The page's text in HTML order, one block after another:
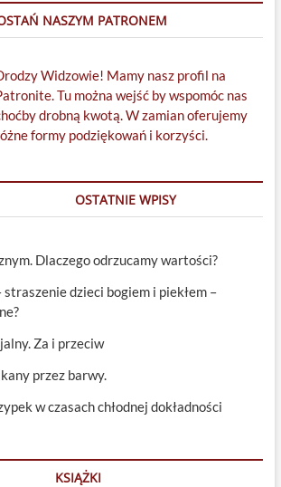
NASZYM PATRONEM
Widzowie! Mamy nasz profil na
Tu można wejść by wspomóc nas
drobną kwotą. W zamian oferujemy
formy podziękowań i korzyści.
OSTATNIE WPISY
Dlaczego odrzucamy wartości?
dzieci bogiem i piekłem –
Za i przeciw
przez barwy.
w czasach chłodnej dokładności
KSIĄŻKI